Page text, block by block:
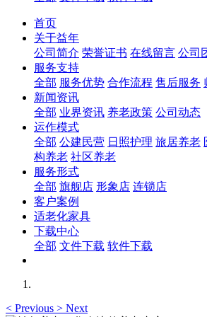
首页
关于益年
公司简介 荣誉证书 在线留言 公司
服务支持
全部 服务优势 合作流程 售后服务
新闻资讯
全部 业界资讯 养老政策 公司动态
运作模式
全部 公建民营 日照护理 旅居养老
构养老 社区养老
服务形式
全部 旗舰店 形象店 连锁店
客户案例
适老化家具
下载中心
全部 文件下载 软件下载
< Previous > Next